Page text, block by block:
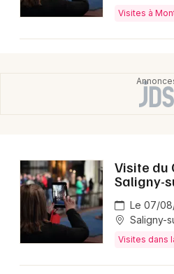
Sports
Visites en Auvergne
Visites en Auvergne-
Paris Visites à
Visite du
Saligny-
Le 07/
Saligny-
Visites dans